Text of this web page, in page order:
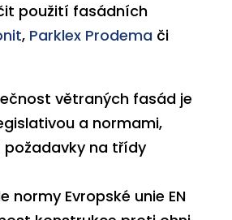
použití fasádních
, Parklex Prodema či
větraných fasád je
a normami,
požadavkyna třídy
normy Evropské unie EN